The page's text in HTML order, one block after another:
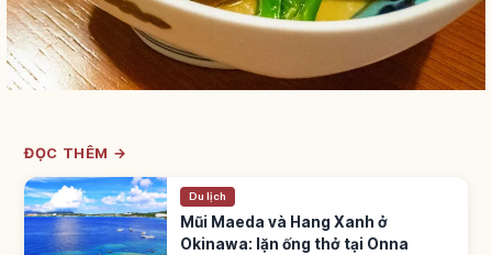
ĐỌC THÊM →
Du lịch
Mũi Maeda và Hang Xanh ở
Okinawa: lặn ống thở tại Onna